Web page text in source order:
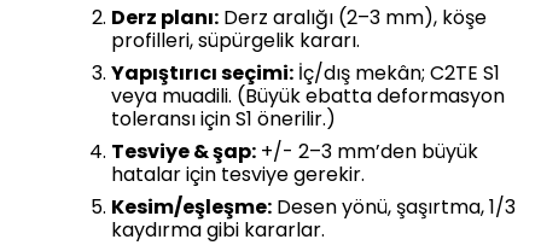
Derz planı: Derz aralığı (2–3 mm), köşe
profilleri, süpürgelik kararı.
Yapıştırıcı seçimi: İç/dış mekân; C2TE S1
veya muadili. (Büyük ebatta deformasyon
toleransı için S1 önerilir.)
Tesviye & şap: +/- 2–3 mm’den büyük
hatalar için tesviye gerekir.
Kesim/eşleşme: Desen yönü, şaşırtma, 1/3
kaydırma gibi kararlar.